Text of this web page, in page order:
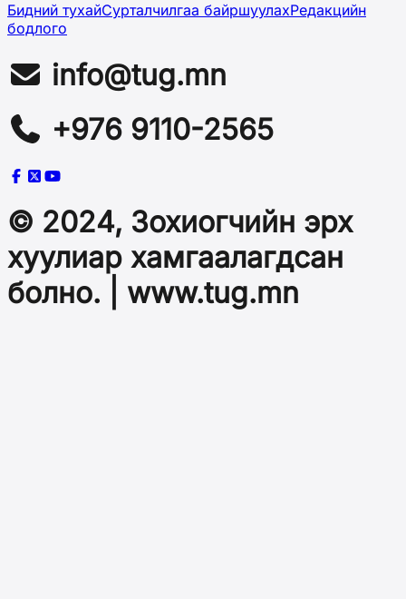
Бидний тухайСурталчилгаа байршуулахРедакцийн
бодлого
info@tug.mn
+976 9110-2565
© 2024, Зохиогчийн эрх
хуулиар хамгаалагдсан
болно. | www.tug.mn